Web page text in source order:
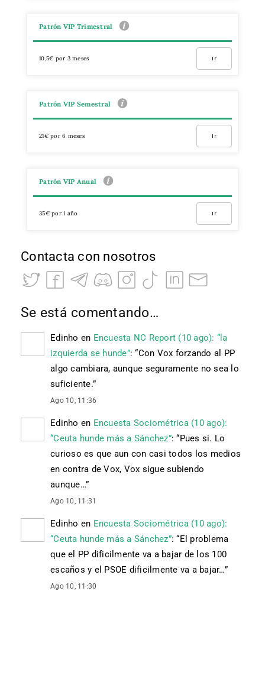
Patrón VIP Trimestral
10,5€ por 3 meses Ir
Patrón VIP Semestral
21€ por 6 meses Ir
Patrón VIP Anual
35€ por 1 año Ir
Contacta con nosotros
Se está comentando…
Edinho en Encuesta NC Report (10 ago): “la
izquierda se hunde”: “Con Vox forzando al PP
algo cambiara, aunque seguramente no sea lo
suficiente.”
Ago 10, 11:36
Edinho en Encuesta Sociométrica (10 ago):
“Ceuta hunde más a Sánchez”: “Pues si. Lo
curioso es que aun con casi todos los medios
en contra de Vox, Vox sigue subiendo
aunque…”
Ago 10, 11:31
Edinho en Encuesta Sociométrica (10 ago):
“Ceuta hunde más a Sánchez”: “El problema
que el PP dificilmente va a bajar de los 100
escaños y el PSOE dificilmente va a bajar…”
Ago 10, 11:30